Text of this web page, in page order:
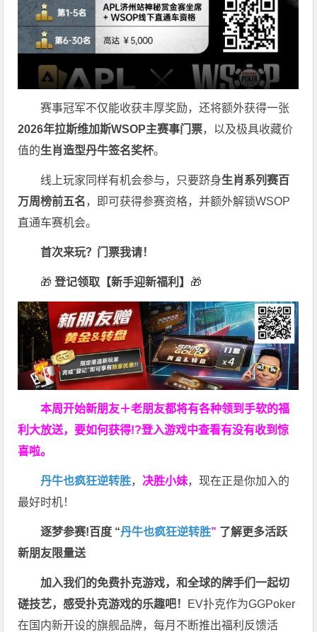
赛事冠军不仅能收获丰厚奖励，还将额外获得一张
2026年拉斯维加斯WSOP主赛事门票，以及极具收藏价
值的生肖造型丹牛签名奖杯。
线上玩家同样有机会参与，只要跻身生肖系列赛百
万周榜前五名，即可获得参赛资格，并额外解锁WSOP
直通车赛机会。
首次来玩？门票我请！
🎁 登记领取【新手迎新福利】 🎁
本周开始新朋友＋老朋友都将有各种领到手软的福
利大放送，要如何获得!?登入游戏中查看有没有收到惊
喜啦。
丹牛也疯狂逆转胜， 决胜小妹，现在正是你加入的
最好时机！
逐梦参赛!百度 “丹牛也疯狂逆转胜” 了解更多活跃
新朋友限量送
加入我们的免费扑克游戏，和全球的牌手们一起切
磋技艺，感受扑克游戏的乐趣吧！ EV扑克作为GGPoker
在国内新开设的旗舰品牌，每月不断推出福利反馈活